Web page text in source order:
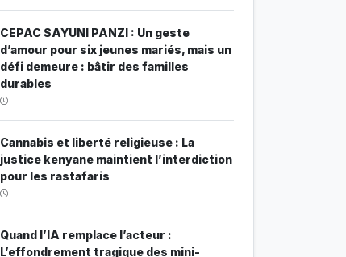
CEPAC SAYUNI PANZI : Un geste
d’amour pour six jeunes mariés, mais un
défi demeure : bâtir des familles
durables
Cannabis et liberté religieuse : La
justice kenyane maintient l’interdiction
pour les rastafaris
Quand l’IA remplace l’acteur :
L’effondrement tragique des mini-